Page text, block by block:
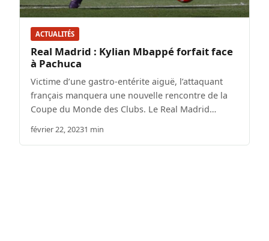
ACTUALITÉS
Real Madrid : Kylian Mbappé forfait face
à Pachuca
Victime d’une gastro-entérite aiguë, l’attaquant
français manquera une nouvelle rencontre de la
Coupe du Monde des Clubs. Le Real Madrid…
février 22, 20231 min